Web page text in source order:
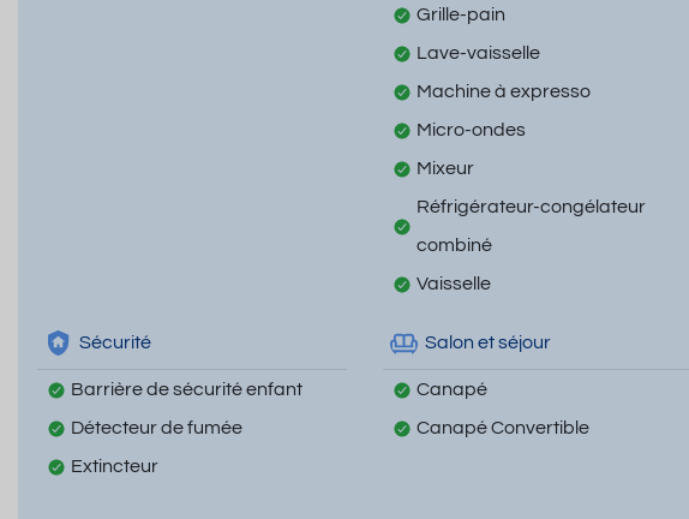
Grille-pain
Lave-vaisselle
Machine à expresso
Micro-ondes
Mixeur
Réfrigérateur-congélateur
combiné
Vaisselle
Sécurité
Barrière de sécurité enfant
Détecteur de fumée
Extincteur
Salon et séjour
Canapé
Canapé Convertible